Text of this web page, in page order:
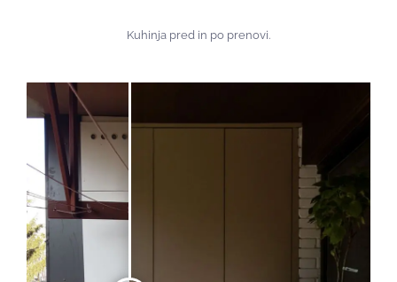
Kuhinja pred in po prenovi.